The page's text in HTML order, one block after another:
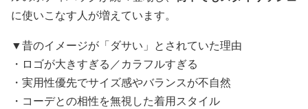
に使いこなす人が増えています。
▼昔のイメージが「ダサい」とされていた理由
・ロゴが大きすぎる／カラフルすぎる
・実用性優先でサイズ感やバランスが不自然
・コーデとの相性を無視した着用スタイル